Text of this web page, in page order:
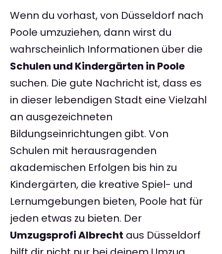
Wenn du vorhast, von Düsseldorf nach
Poole umzuziehen, dann wirst du
wahrscheinlich Informationen über die
Schulen und Kindergärten in Poole
suchen. Die gute Nachricht ist, dass es
in dieser lebendigen Stadt eine Vielzahl
an ausgezeichneten
Bildungseinrichtungen gibt. Von
Schulen mit herausragenden
akademischen Erfolgen bis hin zu
Kindergärten, die kreative Spiel- und
Lernumgebungen bieten, Poole hat für
jeden etwas zu bieten. Der
Umzugsprofi Albrecht aus Düsseldorf